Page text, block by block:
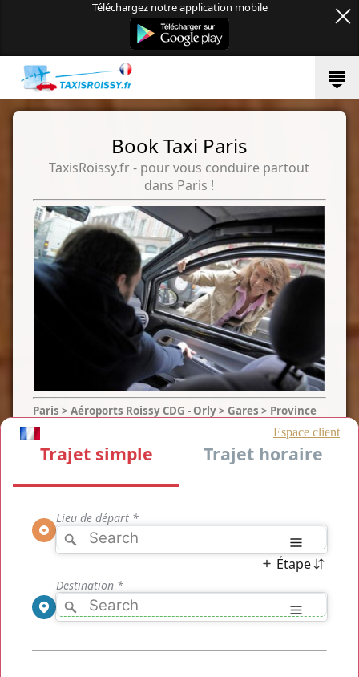
Téléchargez notre application mobile
Book Taxi Paris
TaxisRoissy.fr - pour vous conduire partout
dans Paris !
Paris > Aéroports Roissy CDG - Orly > Gares > Province
LA REPONSE Book Taxi Paris
cette page via une simple réservation en ligne après avoir
simulé votre trajet aisément. En cliquant sur le bouton ci-
dessous, vous êtes immédiatement redirigé sur le simulateur
de trajets en ligne TaxisRoissy, vous y entrer les données de
s'affiche
immédiatemen, vous n'avez plus qu'à le confirmer s'il vous
convient ou vous pouvez également simuler plusieurs types
de trajets avec différents types de véhicules, gammes,